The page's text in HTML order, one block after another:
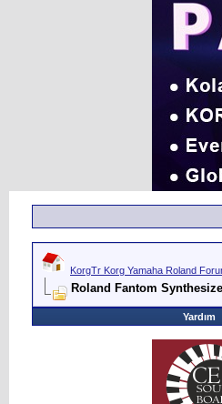
KorgTr Korg Yamaha Roland
Roland Fantom
Yardım